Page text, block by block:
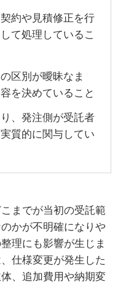
約や見積修正を行
て処理しているこ
区別が曖昧なま
を決めていること
、発注側が受託者
質的に関与してい
までが当初の受託範
かが不明確になりや
理にも影響が生じま
仕様変更が発生した
、追加費用や納期変